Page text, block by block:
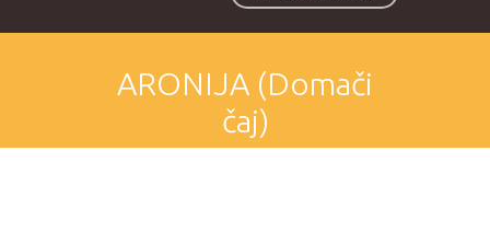
ARONIJA (Domači
čaj)